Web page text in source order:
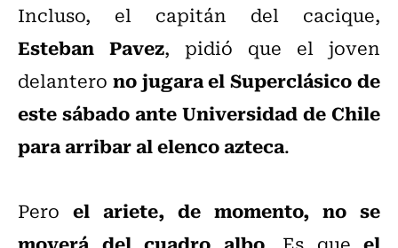
Incluso, el capitán del cacique,
Esteban Pavez, pidió que el joven
delantero no jugara el Superclásico de
este sábado ante Universidad de Chile
para arribar al elenco azteca.
Pero el ariete, de momento, no se